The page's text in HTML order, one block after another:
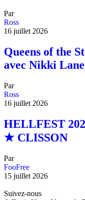
Par
Ross
16 juillet 2026
Queens of the
avec Nikki
Par
Ross
16 juillet 2026
HELLFEST
★ CLISSON
Par
FooFree
15 juillet 2026
Suivez-nous